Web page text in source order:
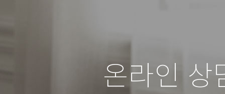
온라인 상